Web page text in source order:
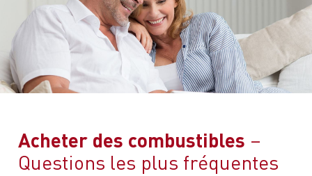
Acheter des combustibles
Questions les plus fréquentes